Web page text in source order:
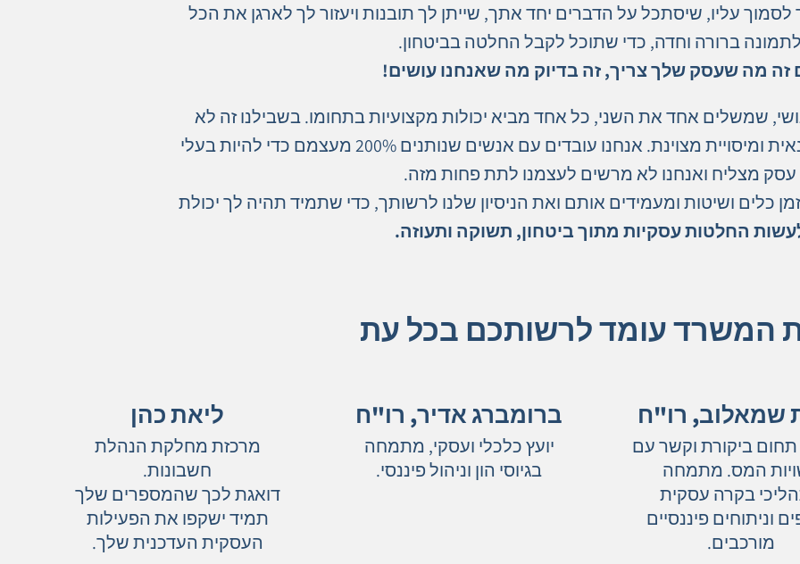
עליו, שיסתכל על הדברים יחד אתך, שייתן לך תובנות ויעזור לך לארגן את הכל
לתמונה ברורה וחדה, כדי שתוכל לקבל החלטה בביטחון.
זה מה שעסק שלך צריך, זה בדיוק מה שאנחנו עושים!
שמשלים אחד את השני, כל אחד מביא יכולות מקצועיות בתחומו. בשבילנו זה לא
מספיק להיות בעלי רמה חשבונאית ומיסויית מצוינת. אנחנו עובדים עם אנשים שנותנים 200% מעצמם כדי להיות בעלי
עסק מצליח ואנחנו לא מרשים לעצמנו לתת פחות מזה.
כלים ושיטות ומעמידים אותם ואת הניסיון שלנו לרשותך, כדי שתמיד תהיה לך יכולת
החלטות עסקיות מתוך ביטחון, תשוקה ותעוזה.
המשרד עומד לרשותכם בכל עת
ליאת כהן
מרכזת מחלקת הנהלת
חשבונות.
דואגת לכך שהמספרים שלך
תמיד ישקפו את הפעילות
העסקית העדכנית שלך.
ברומברג אדיר, רו"ח
יועץ כלכלי ועסקי, מתמחה
בגיוסי הון וניהול פיננסי.
שמאלוב, רו"ח
ביקורת וקשר עם
המס. מתמחה
בקרה עסקית
וניתוחים פיננסיים
מורכבים.